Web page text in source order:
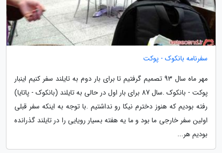
سفرنامه بانکوک - پوکت
مهر ماه سال 93 تصمیم گرفتیم تا برای بار دوم به تایلند سفر کنیم اینبار
پوکت - بانکوک .سال 87 برای بار اول در حالی به تایلند (بانکوک - پاتایا)
رفته بودیم که هنوز دخترم نیکا رو نداشتیم .با توجه به اینکه سفر قبلی
اولین سفر خارجی ما بود و ما یه هفته بسیار رویایی را در تایلند گذرانده
بودیم هر...